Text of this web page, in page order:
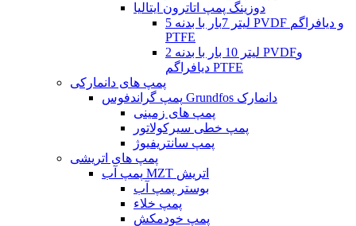
دوزینگ پمپ اتاترون ایتالیا
5 لیتر 7بار با بدنه PVDF و دیافراگم
PTFE
2 لیتر 10 بار با بدنه PVDFو
دیافراگم PTFE
پمپ های دانمارکی
پمپ گراندفوس Grundfos دانمارک
پمپ های زمینی
پمپ خطی سیرکولاتور
پمپ سانتریفیوژ
پمپ های اتریشی
پمپ آب MZT اتریش
بوستر پمپ آب
پمپ خلاء
پمپ خودمکش